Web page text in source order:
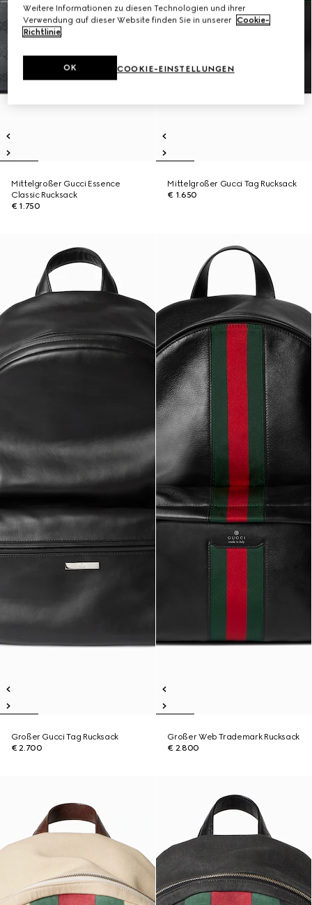
Mittelgroßer Gucci Essence
Classic Rucksack
€ 1.750
Mittelgroßer Gucci Tag Rucksack
€ 1.650
Großer Gucci Tag Rucksack
€ 2.700
Großer Web Trademark Rucksack
€ 2.800
Weitere Informationen zu diesen Technologien und ihrer
Verwendung auf dieser Website finden Sie in unserer Cookie-
Richtlinie.
COOKIE-EINSTELLUNGEN
OK